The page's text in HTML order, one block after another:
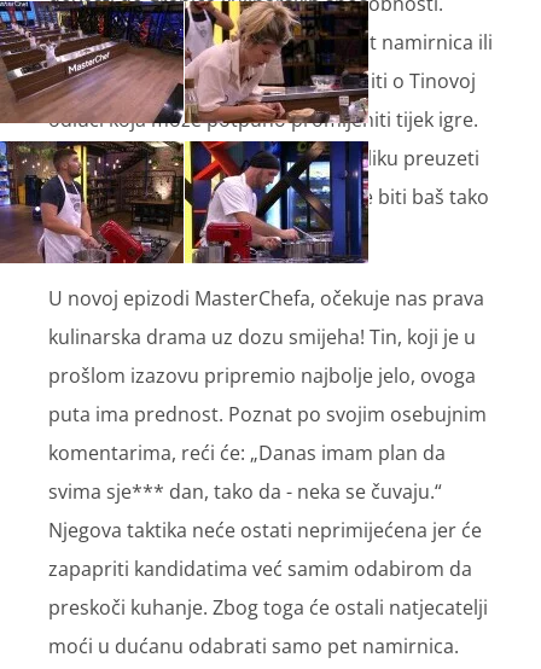
Kandidati će birati između samo pet namirnica ili
neograničenog izbora, a sve će ovisiti o Tinovoj
odluci koja može potpuno promijeniti tijek igre.
Osim toga, Tin je uz Gana dobio priliku preuzeti
Sanji platinastu karticu, no neće sve biti baš tako
jednostavno.
U novoj epizodi MasterChefa, očekuje nas prava
kulinarska drama uz dozu smijeha! Tin, koji je u
prošlom izazovu pripremio najbolje jelo, ovoga
puta ima prednost. Poznat po svojim osebujnim
komentarima, reći će: „Danas imam plan da
svima sje*** dan, tako da - neka se čuvaju.“
Njegova taktika neće ostati neprimijećena jer će
zapapriti kandidatima već samim odabirom da
preskoči kuhanje. Zbog toga će ostali natjecatelji
moći u dućanu odabrati samo pet namirnica.